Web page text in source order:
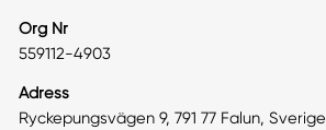
Org Nr
559112-4903
Adress
Ryckepungsvägen 9, 791 77 Falun, Sverige